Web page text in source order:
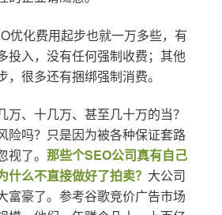
优化费用起步也就一万多些，有
投入，没有任何强制收费；其他
，很多还有捆绑强制消费。
万、十几万、甚至几十万的当？
险吗？只是因为被各种保证套路
了。 那些个SEO公司真有自己
什么不直接做好了拍卖？ 大公司
富豪了。参考谷歌竞价广告市场